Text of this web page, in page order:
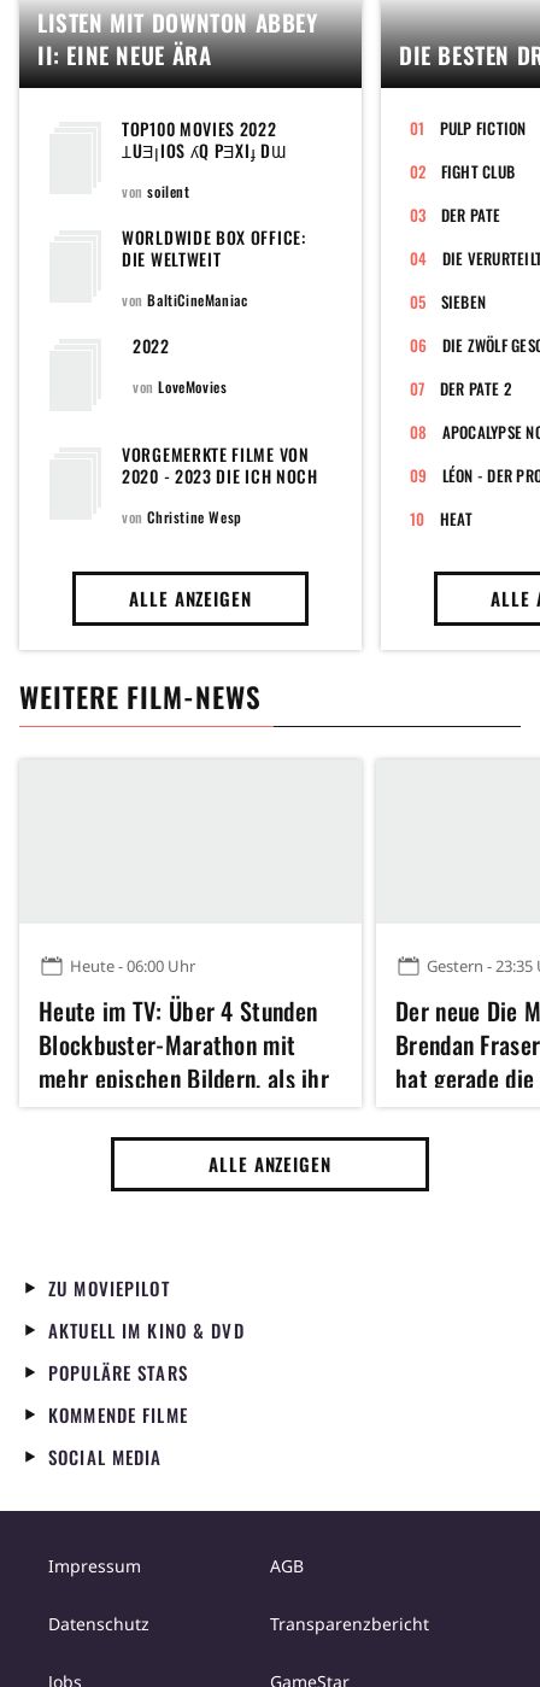
LISTEN MIT DOWNTON ABBEY
II: EINE NEUE ÄRA
TOP100 MOVIES 2022
ꞱUƎןIOS ʎQ PƎXIɟ DƜ
vonsoilent
WORLDWIDE BOX OFFICE:
DIE WELTWEIT
DES JEWEILIGEN
JAHRE (TOP 100 HIGHEST
YEAR IN THE 2020S)
vonBaltiCineManiac
2022
vonLoveMovies
VORGEMERKTE FILME VON
2020 - 2023 DIE ICH NOCH
vonChristine Wesp
ALLE ANZEIGEN
DIE BESTEN
PULP FICTION
FIGHT CLUB
DER PATE
DIE
SIEBEN
DIE ZWÖLF
DER PATE 2
APOCALYPSE
LÉON - DER
HEAT
ALLE
WEITERE FILM-NEWS
Heute - 06:00 Uhr
Heute im TV: Über 4 Stunden
Blockbuster-Marathon mit
mehr epischen Bildern, als ihr
zählen könnt
Gestern - 23:35
Der neue Die
Brendan
hat gerade
weiteren
der Reihe
ALLE ANZEIGEN
ZU MOVIEPILOT
AKTUELL IM KINO & DVD
POPULÄRE STARS
KOMMENDE FILME
SOCIAL MEDIA
Impressum AGB
Datenschutz Transparenzbericht
Jobs GameStar